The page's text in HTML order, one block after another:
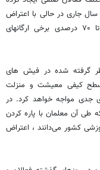
معلمان در سال جاری در حالی با اعتراض
معلمان مواجه شده که برخی خبرها از افزایش تا ۷۰ درصدی برخی ارگانهای
گرفته شده در فیش های
کیفی معیشت و منزلت
جدی مواجه خواهد کرد. در
طی آن معلمان با پاره کردن
کشور می‌دانند ، اعتراض